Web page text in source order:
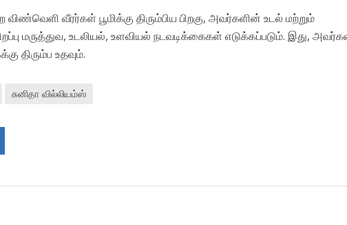
வீரர்கள் பூமிக்கு திரும்பிய பிறகு, அவர்களின் உடல் மற்றும்
மருத்துவ, உடலியல், உளவியல் நடவடிக்கைகள் எடுக்கப்படும். இது,
திரும்ப உதவும்.
சுனிதா வில்லியம்ஸ்